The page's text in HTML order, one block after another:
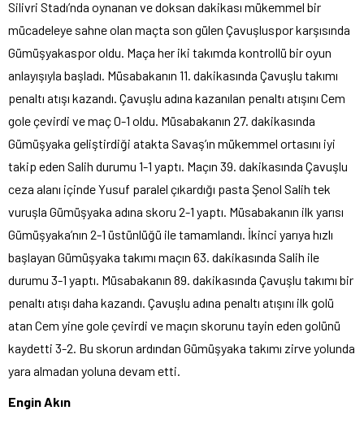
Silivri Stadı’nda oynanan ve doksan dakikası mükemmel bir
mücadeleye sahne olan maçta son gülen Çavuşluspor karşısında
Gümüşyakaspor oldu. Maça her iki takımda kontrollü bir oyun
anlayışıyla başladı. Müsabakanın 11. dakikasında Çavuşlu takımı
penaltı atışı kazandı. Çavuşlu adına kazanılan penaltı atışını Cem
gole çevirdi ve maç 0-1 oldu. Müsabakanın 27. dakikasında
Gümüşyaka geliştirdiği atakta Savaş’ın mükemmel ortasını iyi
takip eden Salih durumu 1-1 yaptı. Maçın 39. dakikasında Çavuşlu
ceza alanı içinde Yusuf paralel çıkardığı pasta Şenol Salih tek
vuruşla Gümüşyaka adına skoru 2-1 yaptı. Müsabakanın ilk yarısı
Gümüşyaka’nın 2-1 üstünlüğü ile tamamlandı. İkinci yarıya hızlı
başlayan Gümüşyaka takımı maçın 63. dakikasında Salih ile
durumu 3-1 yaptı. Müsabakanın 89. dakikasında Çavuşlu takımı bir
penaltı atışı daha kazandı. Çavuşlu adına penaltı atışını ilk golü
atan Cem yine gole çevirdi ve maçın skorunu tayin eden golünü
kaydetti 3-2. Bu skorun ardından Gümüşyaka takımı zirve yolunda
yara almadan yoluna devam etti.
Engin Akın